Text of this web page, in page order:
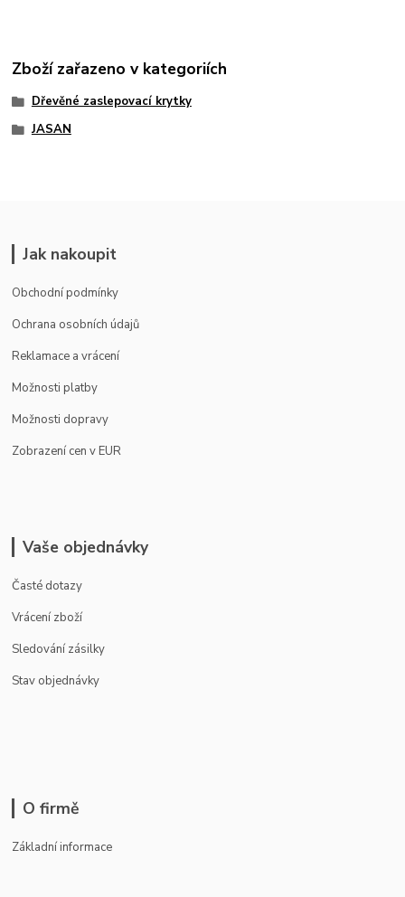
Zboží zařazeno v kategoriích
Dřevěné zaslepovací krytky
JASAN
Jak nakoupit
Obchodní podmínky
Ochrana osobních údajů
Reklamace a vrácení
Možnosti platby
Možnosti dopravy
Zobrazení cen v EUR
Vaše objednávky
Časté dotazy
Vrácení zboží
Sledování zásilky
Stav objednávky
O firmě
Základní informace